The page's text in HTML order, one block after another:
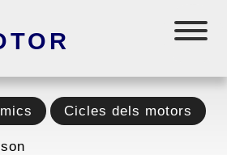
Cicles dels motors